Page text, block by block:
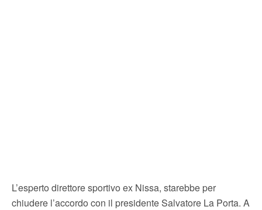
L’esperto direttore sportivo ex Nissa, starebbe per
chiudere l’accordo con il presidente Salvatore La Porta. A